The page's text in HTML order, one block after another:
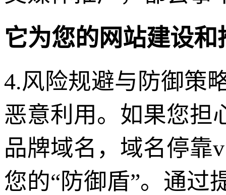
它为您的网站建设
4.风险规避与防御策
恶意利用。如果您担
品牌域名，域名停靠
您的“防御盾”。通过